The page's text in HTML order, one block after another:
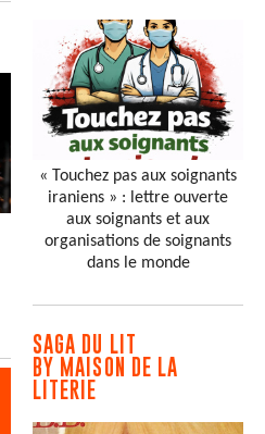
« Touchez pas aux soignants
iraniens » : lettre ouverte
aux soignants et aux
organisations de soignants
dans le monde
SAGA DU LIT
BY MAISON DE LA
LITERIE